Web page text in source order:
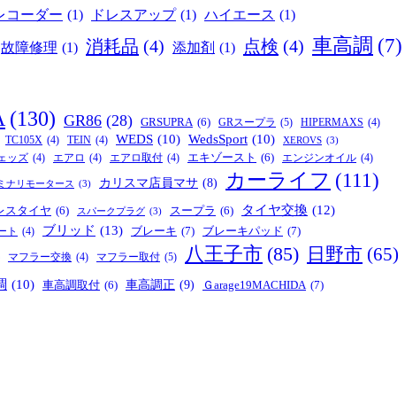
コーダー (1) ドレスアップ (1) ハイエース (1)
故障修理 (1) 消耗品 (4) 添加剤 (1) 点検 (4) 車高調 (7)
(130) GR86 (28) GRSUPRA (6) GRスープラ (5) HIPERMAXS (4)
TC105X (4) TEIN (4) WEDS (10) WedsSport (10) XEROVS (3)
ッズ (4) エアロ (4) エアロ取付 (4) エキゾースト (6) エンジンオイル (4)
ナリモータース (3) カリスマ店員マサ (8) カーライフ (111)
スタイヤ (6) スパークプラグ (3) スープラ (6) タイヤ交換 (12)
ト (4) ブリッド (13) ブレーキ (7) ブレーキパッド (7)
マフラー交換 (4) マフラー取付 (5) 八王子市 (85) 日野市 (65)
(10) 車高調取付 (6) 車高調正 (9) Ｇarage19MACHIDA (7)